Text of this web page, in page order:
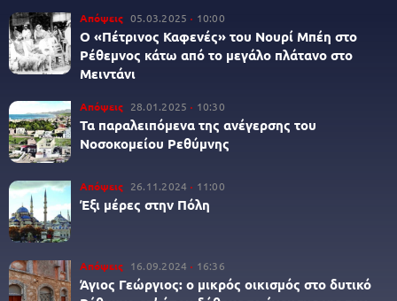
Απόψεις 05.03.2025 10:00
Ο «Πέτρινος Καφενές» του Νουρί Μπέη στο
Ρέθεμνος κάτω από το μεγάλο πλάτανο στο
Μειντάνι
Απόψεις 28.01.2025 10:30
Τα παραλειπόμενα της ανέγερσης του
Νοσοκομείου Ρεθύμνης
Απόψεις 26.11.2024 11:00
Έξι μέρες στην Πόλη
Απόψεις 16.09.2024 16:36
Άγιος Γεώργιος: ο μικρός οικισμός στο δυτικό